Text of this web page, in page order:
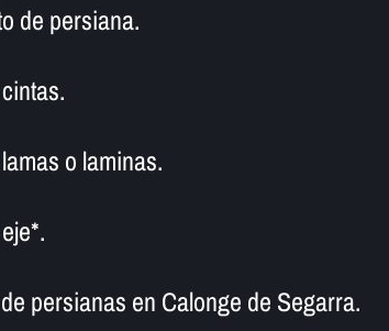
de persiana.
o laminas.
persianas en Calonge de Segarra.